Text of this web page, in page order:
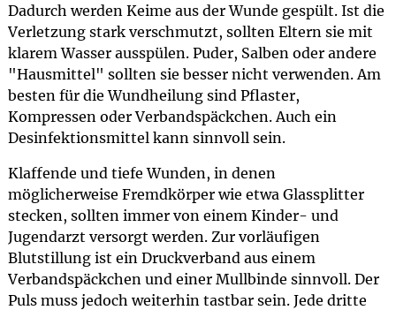
Dadurch werden Keime aus der Wunde gespült. Ist die
Verletzung stark verschmutzt, sollten Eltern sie mit
klarem Wasser ausspülen. Puder, Salben oder andere
"Hausmittel" sollten sie besser nicht verwenden. Am
besten für die Wundheilung sind Pflaster,
Kompressen oder Verbandspäckchen. Auch ein
Desinfektionsmittel kann sinnvoll sein.
Klaffende und tiefe Wunden, in denen
möglicherweise Fremdkörper wie etwa Glassplitter
stecken, sollten immer von einem Kinder- und
Jugendarzt versorgt werden. Zur vorläufigen
Blutstillung ist ein Druckverband aus einem
Verbandspäckchen und einer Mullbinde sinnvoll. Der
Puls muss jedoch weiterhin tastbar sein. Jede dritte